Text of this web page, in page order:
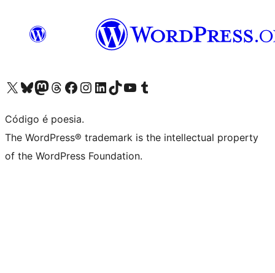
Acessar nossa conta do X (antigo Twitter)
Acessar nossa conta do Bluesky
Acessar nossa conta do Mastodon
Acessar nossa conta do Threads
Acessar nossa página do Facebook
Acessar nossa conta do Instagram
Acessar nossa conta do LinkedIn
Acessar nossa conta do TikTok
Acessar nosso canal do YouTube
Acessar nossa conta no Tumblr
Código é poesia.
The WordPress® trademark is the intellectual property
of the WordPress Foundation.